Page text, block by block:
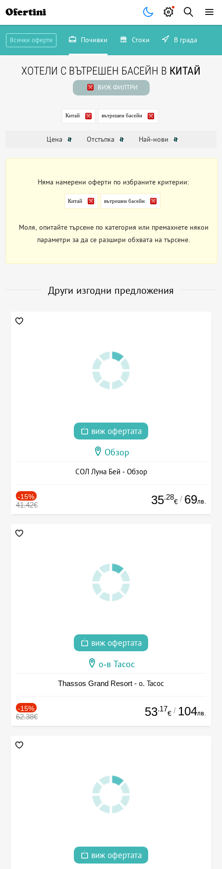
Ofertini
Всички оферти Почивки Стоки В града
ХОТЕЛИ С ВЪТРЕШЕН БАСЕЙН В КИТАЙ
ВИЖ ФИЛТРИ
Китай вътрешен басейн
Цена Отстъпка Най-нови
Няма намерени оферти по избраните критерии:
Китай вътрешен басейн
Моля, опитайте търсене по категория или премахнете някои
параметри за да се разшири обхвата на търсене.
Други изгодни предложения
виж офертата
Обзор
СОЛ Луна Бей - Обзор
-15%
41.42€ 35.28
€ / 69лв.
виж офертата
о-в Тасос
Thassos Grand Resort - о. Тасос
-15%
62.38€ 53.17
€ / 104лв.
виж офертата